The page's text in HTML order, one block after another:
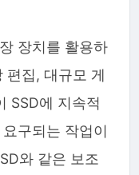
장치를 활용하
편집, 대규모 게
SSD에 지속적
구되는 작업이
와 같은 보조